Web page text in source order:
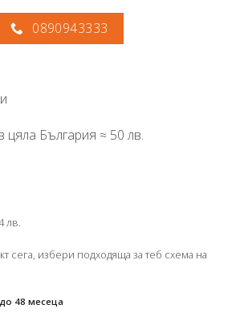
0890943333
цяла България ≈ 50 лв.
лв.
сега, избери подходяща за теб схема на
48 месеца